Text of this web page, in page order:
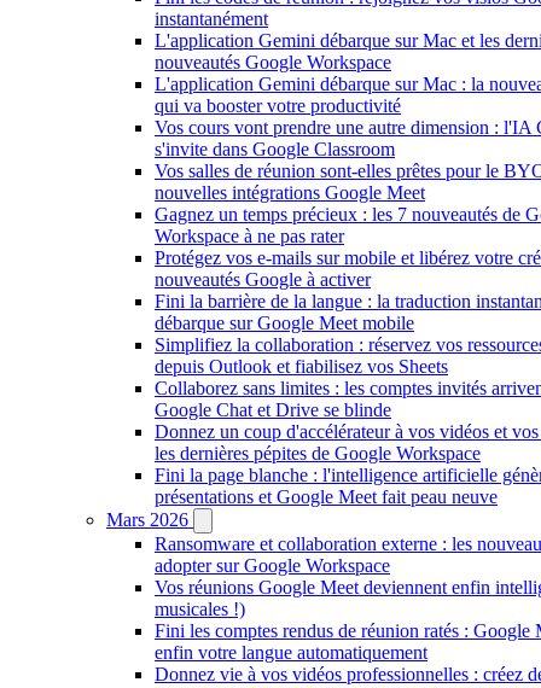
instantanément
L'application Gemini débarque sur Mac et les
nouveautés Google Workspace
L'application Gemini débarque sur Mac : la
qui va booster votre productivité
Vos cours vont prendre une autre dimension : l'IA
s'invite dans Google Classroom
Vos salles de réunion sont-elles prêtes pour le
nouvelles intégrations Google Meet
Gagnez un temps précieux : les 7 nouveautés de
Workspace à ne pas rater
Protégez vos e-mails sur mobile et libérez votre
nouveautés Google à activer
Fini la barrière de la langue : la traduction
débarque sur Google Meet mobile
Simplifiez la collaboration : réservez vos
depuis Outlook et fiabilisez vos Sheets
Collaborez sans limites : les comptes invités
Google Chat et Drive se blinde
Donnez un coup d'accélérateur à vos vidéos et
les dernières pépites de Google Workspace
Fini la page blanche : l'intelligence artificielle
présentations et Google Meet fait peau neuve
Mars 2026
Ransomware et collaboration externe : les
adopter sur Google Workspace
Vos réunions Google Meet deviennent enfin
musicales !)
Fini les comptes rendus de réunion ratés : Google
enfin votre langue automatiquement
Donnez vie à vos vidéos professionnelles : créez